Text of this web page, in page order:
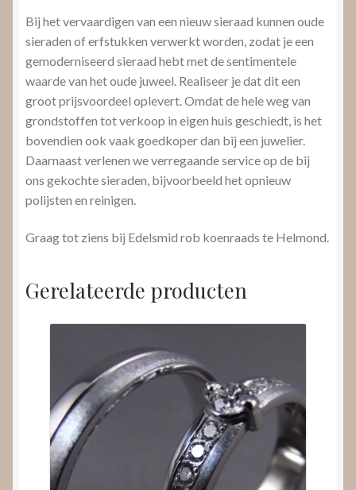
Bij het vervaardigen van een nieuw sieraad kunnen oude
sieraden of erfstukken verwerkt worden, zodat je een
gemoderniseerd sieraad hebt met de sentimentele
waarde van het oude juweel. Realiseer je dat dit een
groot prijsvoordeel oplevert. Omdat de hele weg van
grondstoffen tot verkoop in eigen huis geschiedt, is het
bovendien ook vaak goedkoper dan bij een juwelier.
Daarnaast verlenen we verregaande service op de bij
ons gekochte sieraden, bijvoorbeeld het opnieuw
polijsten en reinigen.
Graag tot ziens bij Edelsmid rob koenraads te Helmond.
Gerelateerde producten